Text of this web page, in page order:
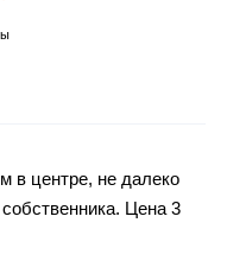
в центре, не далеко
Цена 3